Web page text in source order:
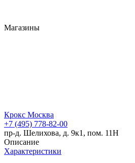
Магазины
Крокс Москва
+7 (495) 778-82-00
пр-д. Шелихова, д. 9к1, пом. 11Н
Описание
Характеристики